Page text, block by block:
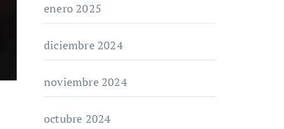
enero 2025
diciembre 2024
noviembre 2024
octubre 2024